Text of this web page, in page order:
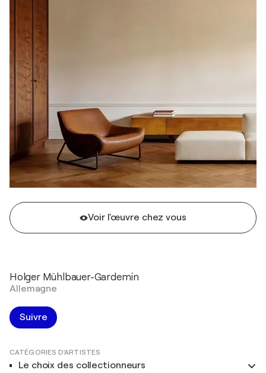
Voir l'œuvre chez vous
Holger Mühlbauer-Gardemin
Allemagne
Suivre
CATÉGORIES D'ARTISTES
Le choix des collectionneurs